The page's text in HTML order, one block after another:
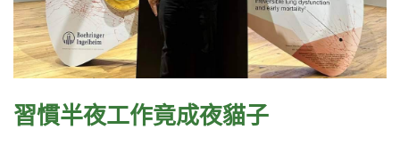
習慣半夜工作竟成夜貓子